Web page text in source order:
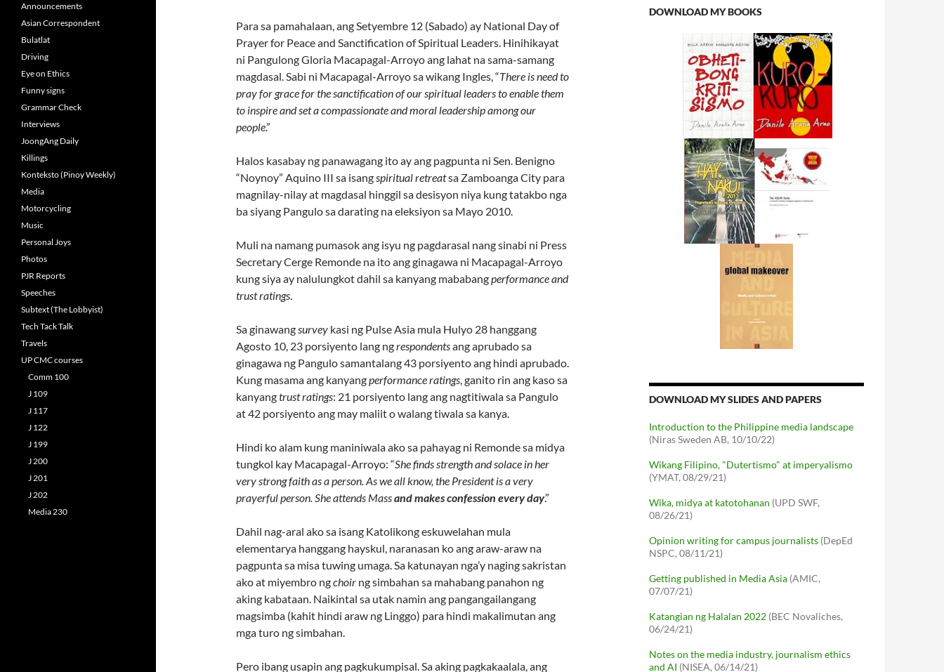
Para sa pamahalaan, ang Setyembre 12 (Sabado) ay National Day of
Prayer for Peace and Sanctification of Spiritual Leaders. Hinihikayat
ni Pangulong Gloria Macapagal-Arroyo ang lahat na sama-samang
magdasal. Sabi ni Macapagal-Arroyo sa wikang Ingles, “There is need to
pray for grace for the sanctification of our spiritual leaders to enable them
to inspire and set a compassionate and moral leadership among our
people.”
Halos kasabay ng panawagang ito ay ang pagpunta ni Sen. Benigno
“Noynoy” Aquino III sa isangspiritual retreatsa Zamboanga City para
magnilay-nilay at magdasal hinggil sa desisyon niya kung tatakbo nga
ba siyang Pangulo sa darating na eleksiyon sa Mayo 2010.
Muli na namang pumasok ang isyu ng pagdarasal nang sinabi ni Press
Secretary Cerge Remonde na ito ang ginagawa ni Macapagal-Arroyo
kung siya ay nalulungkot dahil sa kanyang mababangperformance and
trust ratings.
Sa ginawangsurvey kasi ng Pulse Asia mula Hulyo 28 hanggang
Agosto 10, 23 porsiyento lang ngrespondentsang aprubado sa
ginagawa ng Pangulo samantalang 43 porsiyento ang hindi aprubado.
Kung masama ang kanyangperformance ratings, ganito rin ang kaso sa
kanyangtrust ratings: 21 porsiyento lang ang nagtitiwala sa Pangulo
at 42 porsiyento ang may maliit o walang tiwala sa kanya.
Hindi ko alam kung maniniwala ako sa pahayag ni Remonde sa midya
tungkol kay Macapagal-Arroyo: “She finds strength and solace in her
very strong faith as a person. As we all know, the President is a very
prayerful person. She attends Massand makes confession every day.”
Dahil nag-aral ako sa isang Katolikong eskuwelahan mula
elementarya hanggang hayskul, naranasan ko ang araw-araw na
pagpunta sa misa tuwing umaga. Sa katunayan nga’y naging sakristan
ako at miyembro ngchoir ng simbahan sa mahabang panahon ng
aking kabataan. Naikintal sa utak namin ang pangangailangang
magsimba (kahit hindi araw ng Linggo) para hindi makalimutan ang
mga turo ng simbahan.
Pero ibang usapin ang pagkukumpisal. Sa aking pagkakaalala, ang
DOWNLOAD MY BOOKS
DOWNLOAD MY SLIDES AND PAPERS
Introduction to the Philippine media landscape
(Niras Sweden AB, 10/10/22)
Wikang Filipino, "Dutertismo" at imperyalismo
(YMAT, 08/29/21)
Wika, midya at katotohanan (UPD SWF,
08/26/21)
Opinion writing for campus journalists (DepEd
NSPC, 08/11/21)
Getting published in Media Asia (AMIC,
07/07/21)
Katangian ng Halalan 2022 (BEC Novaliches,
06/24/21)
Notes on the media industry, journalism ethics
and AI (NISEA, 06/14/21)
Announcements
Asian Correspondent
Bulatlat
Driving
Eye on Ethics
Funny signs
Grammar Check
Interviews
JoongAng Daily
Killings
Konteksto (Pinoy Weekly)
Media
Motorcycling
Music
Personal Joys
Photos
PJR Reports
Speeches
Subtext (The Lobbyist)
Tech Tack Talk
Travels
UP CMC courses
Comm 100
J 109
J 117
J 122
J 199
J 200
J 201
J 202
Media 230